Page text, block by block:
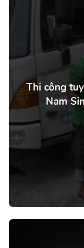
Thi công
Nam